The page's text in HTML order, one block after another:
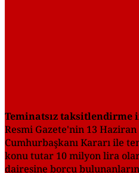
Teminatsız taksitlendirme
Resmi Gazete'nin 13
Cumhurbaşkanı Kararı ile
konu tutar 10 milyon lira
dairesine borcu